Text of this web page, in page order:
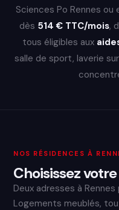
Sciences Po Rennes ou
dès 514 € TTC/mois,
tous éligibles aux
salle de sport, laverie
NOS RÉSIDENCES À
Choisissez votre
Deux adresses à
Logements meublés,